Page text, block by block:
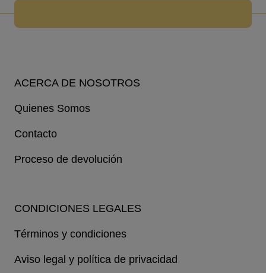
ACERCA DE NOSOTROS
Quienes Somos
Contacto
Proceso de devolución
CONDICIONES LEGALES
Términos y condiciones
Aviso legal y política de privacidad